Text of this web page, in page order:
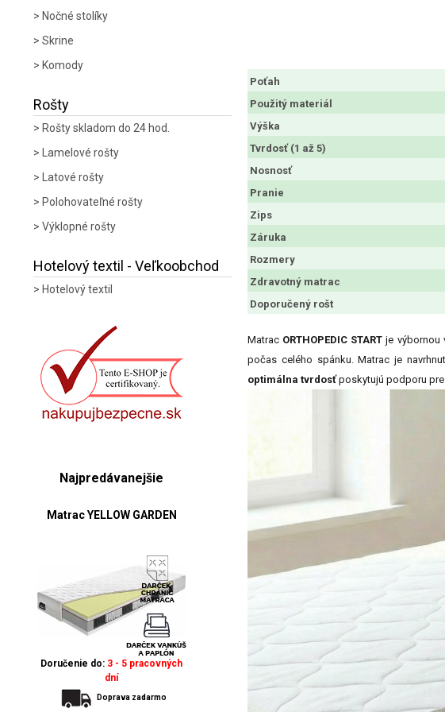
Nočné stolíky
Skrine
Komody
Rošty
Rošty skladom do 24 hod.
Lamelové rošty
Latové rošty
Polohovateľné rošty
Výklopné rošty
Hotelový textil - Veľkoobchod
Hotelový textil
Najpredávanejšie
Matrac YELLOW GARDEN
Doručenie do: 3 - 5 pracovných
dní
Doprava zadarmo
Poťah
Použitý materiál
Výška
Tvrdosť (1 až 5)
Nosnosť
Pranie
Zips
Záruka
Rozmery
Zdravotný matrac
Doporučený rošt
Matrac ORTHOPEDIC START je výbornou
počas celého spánku. Matrac je
optimálna tvrdosťposkytujú podporu pre